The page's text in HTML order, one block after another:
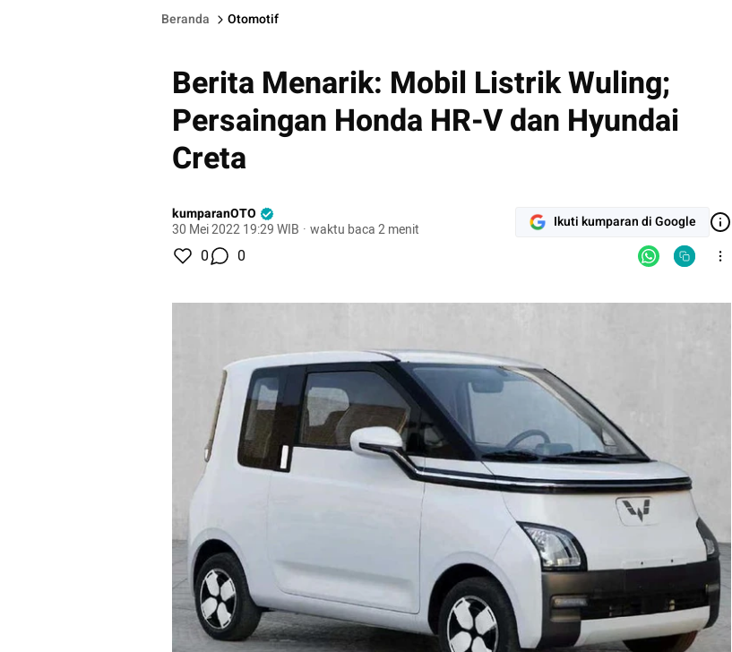
Beranda Otomotif
Berita Menarik: Mobil Listrik Wuling;
Persaingan Honda HR-V dan Hyundai
Creta
kumparanOTO
30 Mei 2022 19:29 WIB · waktu baca 2 menit Ikuti kumparan di Google
0 0